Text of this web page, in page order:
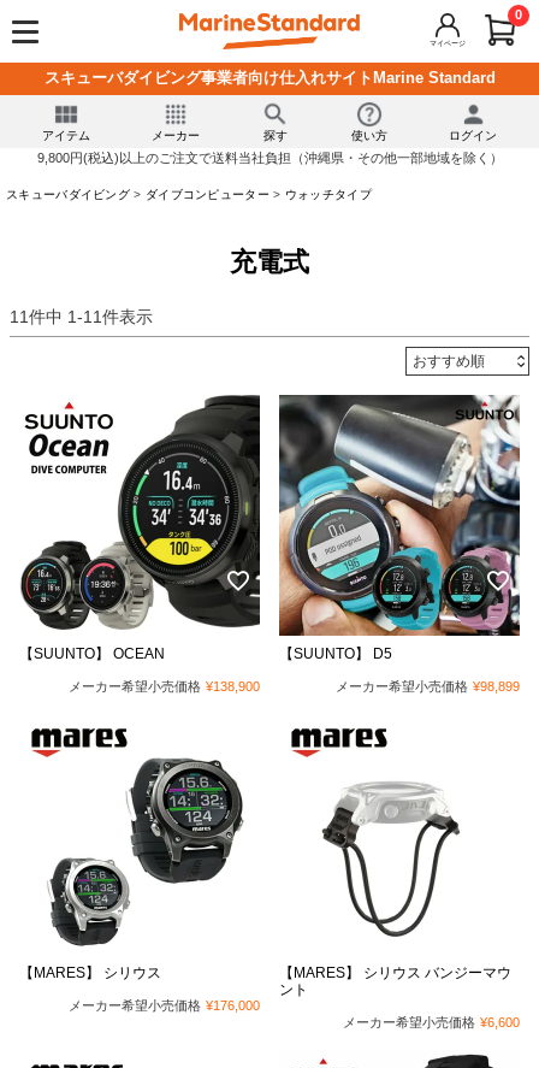
マイページ
0
スキューバダイビング事業者向け仕入れサイトMarine Standard
アイテム メーカー 探す 使い方 ログイン
9,800円(税込)以上のご注文で送料当社負担（沖縄県・その他一部地域を除く）
スキューバダイビング ダイブコンピューター ウォッチタイプ
充電式
11件中 1-11件表示
【SUUNTO】 OCEAN
メーカー希望小売価格 ¥138,900
【SUUNTO】 D5
メーカー希望小売価格 ¥98,899
【MARES】 シリウス
メーカー希望小売価格 ¥176,000
【MARES】 シリウス バンジーマウ
ント
メーカー希望小売価格 ¥6,600